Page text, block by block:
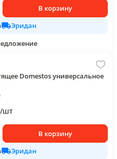
В корзину
Эридан
Domestos универсальное
/шт
В корзину
Эридан